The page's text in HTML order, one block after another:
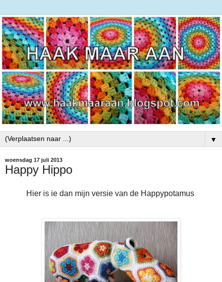
▼
woensdag 17 juli 2013
Happy Hippo
Hier is ie dan mijn versie van de Happypotamus